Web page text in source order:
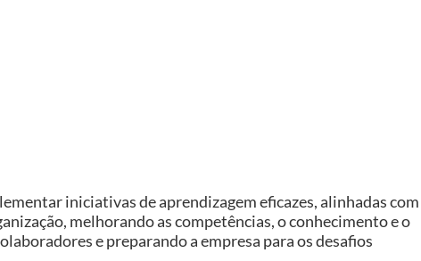
iniciativas de aprendizagem eficazes, alinhadas com
melhorando as competências, o conhecimento e o
e preparando a empresa para os desafios